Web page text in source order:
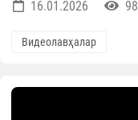
16.01.2026
Видеолавҳалар